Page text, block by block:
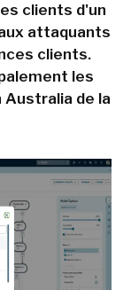
clients d'un
attaquants
clients.
les
de la